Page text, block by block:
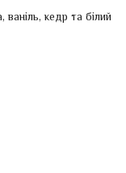
кедр та білий